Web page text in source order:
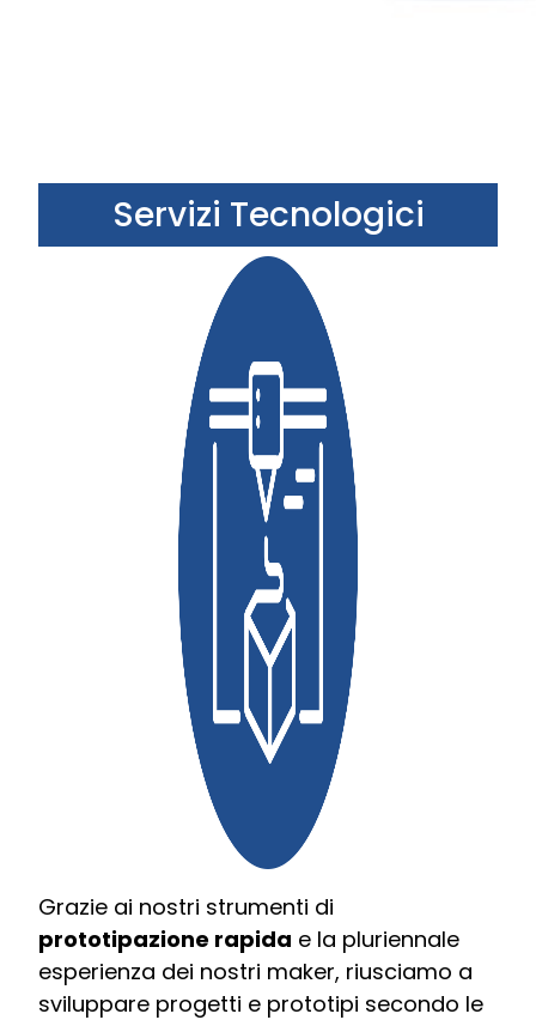
Servizi Tecnologici
Grazie ai nostri strumenti di
prototipazione rapida e la pluriennale
esperienza dei nostri maker, riusciamo a
sviluppare progetti e prototipi secondo le